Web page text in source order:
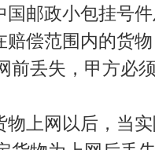
国邮政小包挂号
赔偿范围内的货
前丢失，甲方必
物上网以后，当